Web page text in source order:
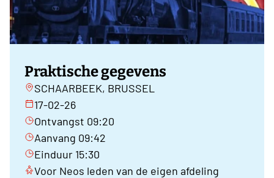
Praktische gegevens
SCHAARBEEK, BRUSSEL
17-02-26
Ontvangst 09:20
Aanvang 09:42
Einduur 15:30
Voor Neos leden van de eigen afdeling